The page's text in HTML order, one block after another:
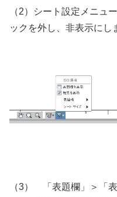
（2）シート設定メニュ
ックを外し、非表示にし
（3） 「表題欄」＞「